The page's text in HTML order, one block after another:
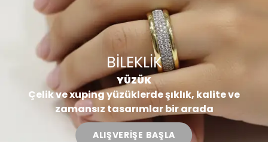
BİLEKLİK
YÜZÜK
Çelik ve xuping yüzüklerde şıklık, kalite ve
zamansız tasarımlar bir arada
ALIŞVERİŞE BAŞLA